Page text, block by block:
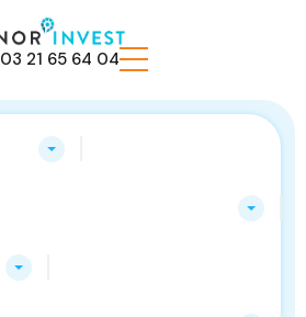
03 21 65 64 04